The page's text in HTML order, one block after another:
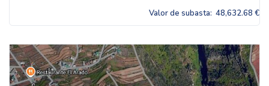
Valor de subasta: 48,632.68 €